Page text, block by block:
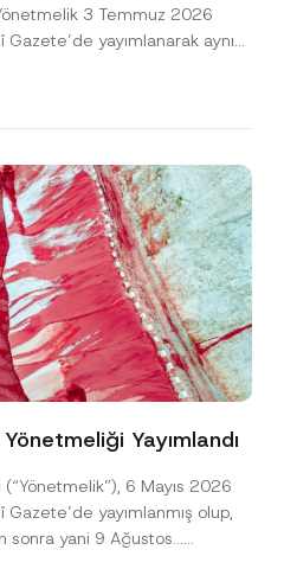
3 Temmuz 2026
yayımlanarak aynı
Yayımlandı
6 Mayıs 2026
yayımlanmış olup,
sonra yani 9 Ağustos...
K
o
u
i
r
m